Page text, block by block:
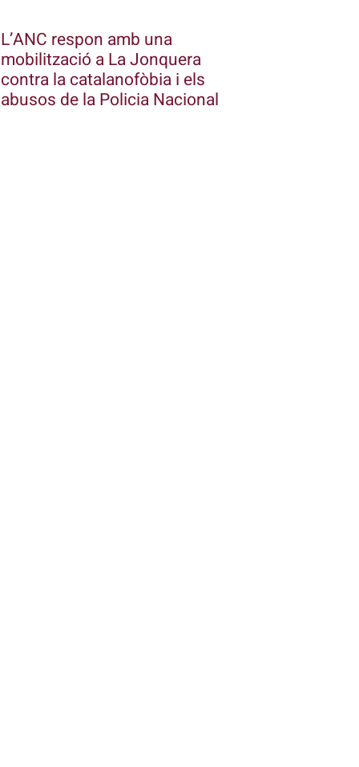
L’ANC respon amb una
mobilització a La Jonquera
contra la catalanofòbia i els
abusos de la Policia Nacional